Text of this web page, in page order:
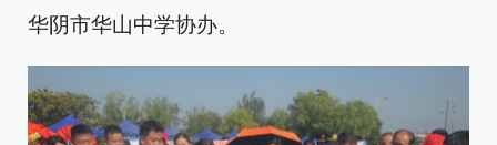
华阴市华山中学协办。